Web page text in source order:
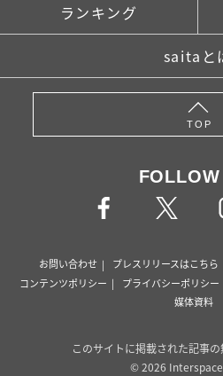
ランキング
saitaと
TOP
お問い合わせ プレスリリースはこちら
コンテンツポリシー
プライバシーポリシー
媒体資料
このサイトに掲載された記事の
© 2026